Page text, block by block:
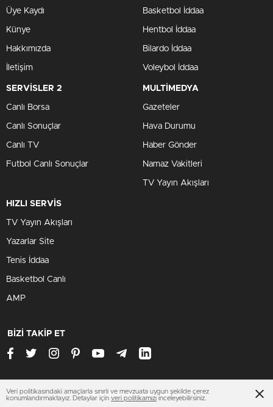
Üye Kaydı
Künye
Hakkımızda
İletişim
Basketbol İddaa
Hentbol İddaa
Bilardo İddaa
Voleybol İddaa
SERVİSLER 2
Canlı Borsa
Canlı Sonuçlar
Canlı TV
Futbol Canlı Sonuçlar
MULTİMEDYA
Gazeteler
Hava Durumu
Haber Gönder
Namaz Vakitleri
TV Yayın Akışları
HIZLI SERVİS
TV Yayın Akışları
Yazarlar Site
Tenis İddaa
Basketbol Canlı
AMP
BİZİ TAKİP ET
www.antalyasondakika.net
Veri politikasındaki amaçlarla sınırlı ve mevzuata uygun şekilde çerez
konumlandırmaktayız. Detaylar için veri politikamızı inceleyebilirsiniz.